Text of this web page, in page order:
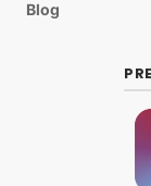
Blog